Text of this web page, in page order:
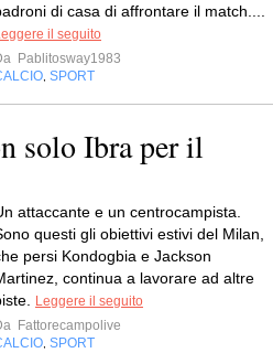
di casa di affrontare il match....
il seguito
Pablitosway1983
, SPORT
solo Ibra per il
attaccante e un centrocampista.
questi gli obiettivi estivi del Milan,
persi Kondogbia e Jackson
continua a lavorare ad altre
Leggere il seguito
Fattorecampolive
, SPORT